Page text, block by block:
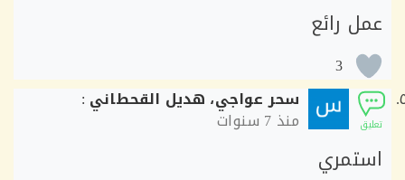
رائع
3
سحر عواجي، هديل القحطاني:
منذ